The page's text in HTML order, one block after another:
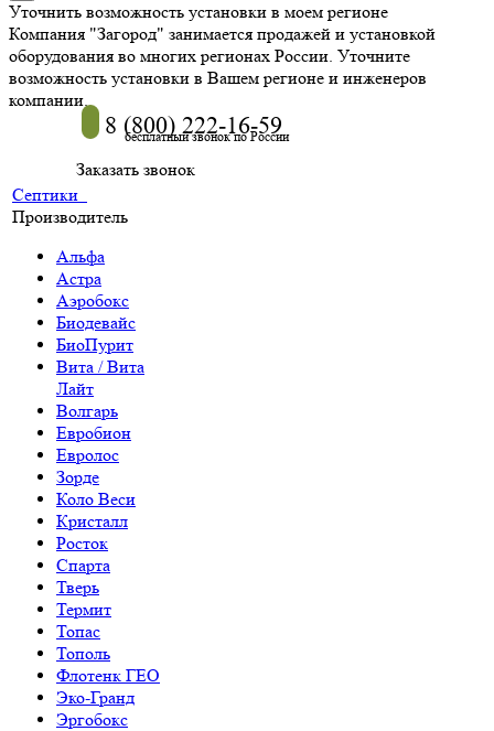
Уточнить возможность установки в моем регионе
Компания "Загород" занимается продажей и установкой
оборудования во многих регионах России. Уточните
возможность установки в Вашем регионе и инженеров
компании.
8 (800) 222-16-59
бесплатный звонок по России
Заказать звонок
Септики
Производитель
Альфа
Астра
Аэробокс
Биодевайс
БиоПурит
Вита / Вита
Лайт
Волгарь
Евробион
Евролос
Зорде
Коло Веси
Кристалл
Росток
Спарта
Тверь
Термит
Топас
Тополь
Флотенк ГЕО
Эко-Гранд
Эргобокс